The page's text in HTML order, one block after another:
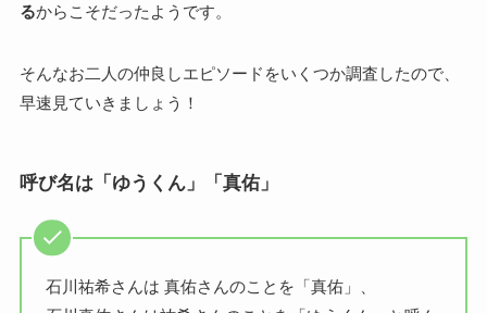
るからこそだったようです。
そんなお二人の仲良しエピソードをいくつか調査したので、
早速見ていきましょう！
呼び名は「ゆうくん」「真佑」
石川祐希さんは 真佑さんのことを「真佑」、